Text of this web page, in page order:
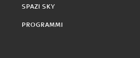
SPAZI SKY
PROGRAMMI